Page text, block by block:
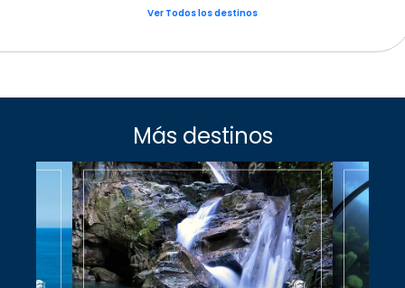
Ver Todos los destinos
Más destinos